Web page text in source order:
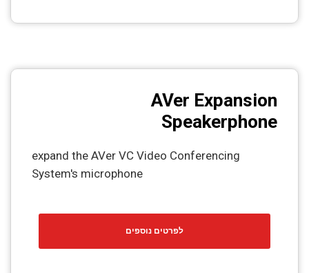
AVer Expansion
Speakerphone
expand the AVer VC Video Conferencing
System's microphone
לפרטים נוספים